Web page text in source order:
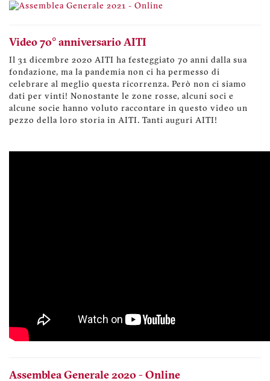
Video 70° anniversario AITI
Il 31 dicembre 2020 AITI ha festeggiato 70 anni dalla sua
fondazione, ma la pandemia non ci ha permesso di
celebrare al meglio questa ricorrenza. Però non ci siamo
dati per vinti! Nonostante le zone rosse, alcuni soci e
alcune socie hanno voluto raccontare in questo video un
pezzo della loro storia in AITI. Tanti auguri AITI!
Assemblea Generale 2020 - Online